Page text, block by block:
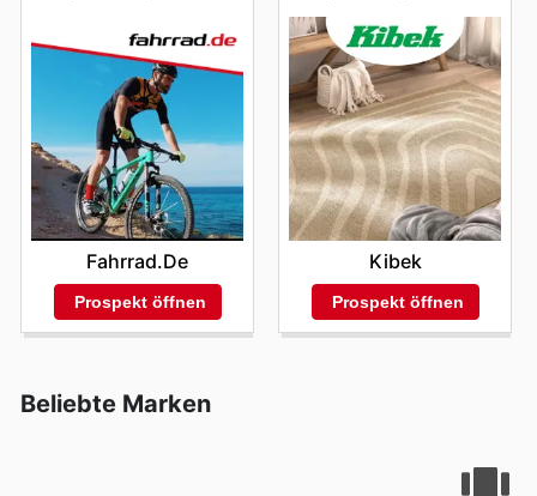
Fahrrad.de
Prospekt öffnen
Kibek
Prospekt öffnen
Beliebte Marken